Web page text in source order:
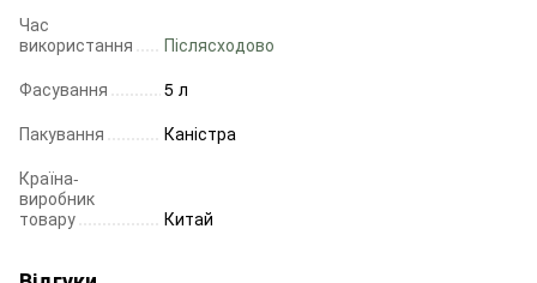
Час
використання
Післясходово
Фасування
5 л
Пакування
Каністра
Країна-
виробник
товару
Китай